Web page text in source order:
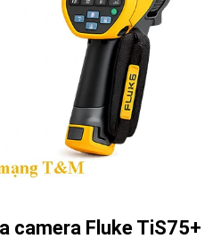
camera Fluke TiS75+